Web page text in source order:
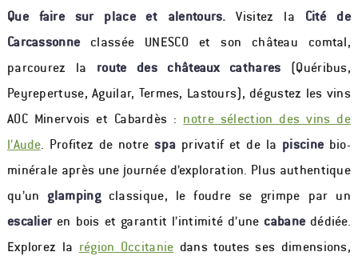
Que faire sur place et alentours. Visitez la Cité de
Carcassonneclassée UNESCO et son château comtal,
parcourez la route des châteaux cathares (Quéribus,
Peyrepertuse, Aguilar, Termes, Lastours), dégustez les vins
AOC Minervois et Cabardès : notre sélection des vins de
l’Aude. Profitez de notrespa privatif et de la piscinebio-
minérale après une journée d’exploration. Plus authentique
qu’un glampingclassique, le foudre se grimpe par un
escalieren bois et garantit l’intimité d’une cabanedédiée.
Explorez la région Occitanie dans toutes ses dimensions,